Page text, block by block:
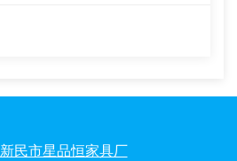
新民市星品恒家具厂